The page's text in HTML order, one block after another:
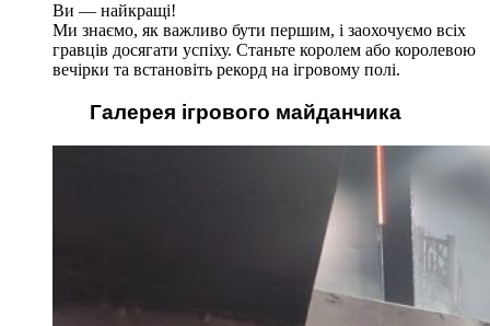
Ви — найкращі!
Ми знаємо, як важливо бути першим, і заохочуємо всіх
гравців досягати успіху. Станьте королем або королевою
вечірки та встановіть рекорд на ігровому полі.
Галерея ігрового майданчика